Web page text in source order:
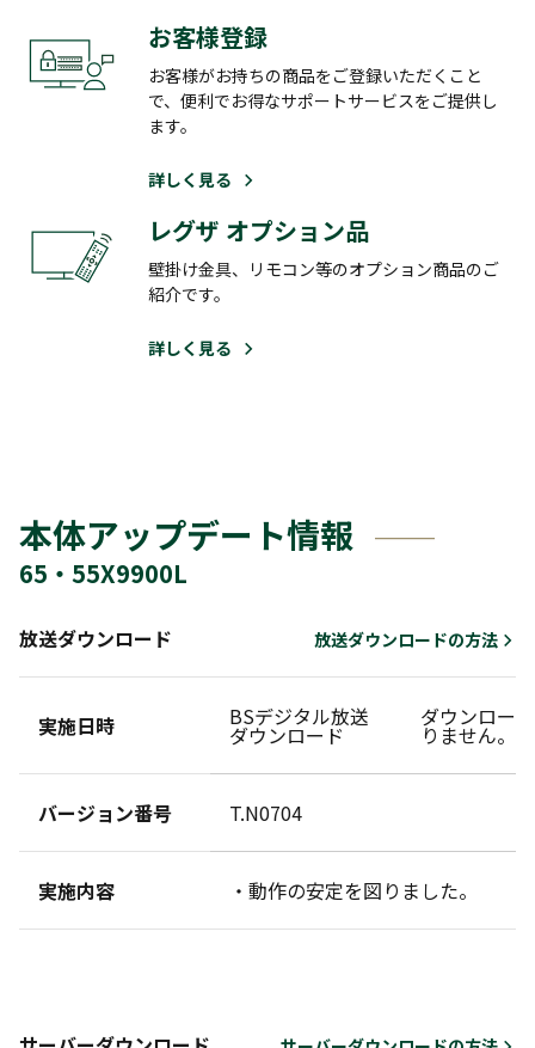
お客様登録
お客様がお持ちの商品をご登録いただくこと
で、便利でお得なサポートサービスをご提供し
ます。
詳しく見る
レグザ オプション品
壁掛け金具、リモコン等のオプション商品のご
紹介です。
詳しく見る
本体アップデート情報
65・55X9900L
放送ダウンロード 放送ダウンロードの方法
実施日時 BSデジタル放送
ダウンロード
ダウンロー
りません。
バージョン番号 T.N0704
実施内容 ・動作の安定を図りました。